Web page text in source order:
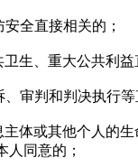
全直接相关的；
生、重大公共利益
审判和判决执行等
主体或其他个人的
人同意的；